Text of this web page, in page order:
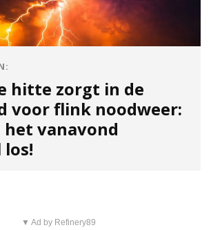
hitte zorgt in de
voor flink noodweer:
vanavond
los!
▼ Ad by Refinery89